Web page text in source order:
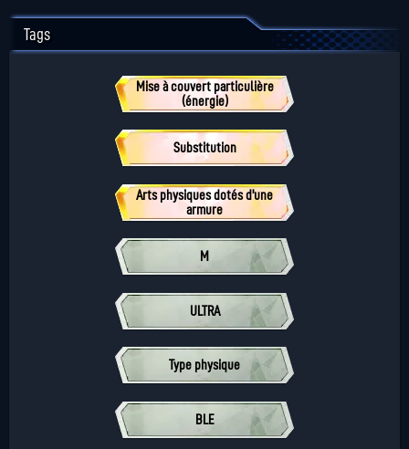
Tags
Mise à couvert particulière
(énergie)
Substitution
Arts physiques dotés d'une
armure
M
ULTRA
Type physique
BLE